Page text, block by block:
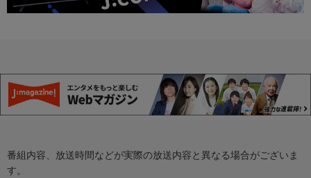
番組内容、放送時間などが実際の放送内容と異なる場合がございま
す。